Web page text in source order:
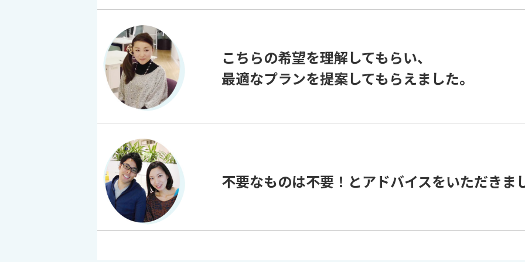
こちらの希望を理解してもらい、
最適なプランを提案してもらえました。
不要なものは不要！とアドバイスをいただきま